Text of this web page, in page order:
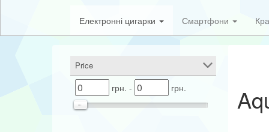
Електронні цигарки Смартфони
Price
грн. - грн.